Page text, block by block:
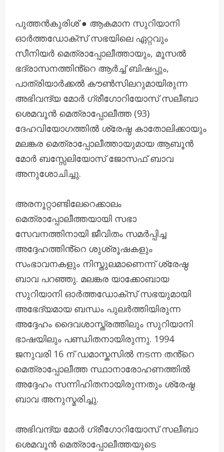
പുത്തൻകുരിശ് ● ആകമാന സുറിയാനി
ഓർത്തഡോക്സ് സഭയിലെ ഏറ്റവും
സീനിയർ മെത്രാപ്പോലീത്തായും, മൂസൽ
ഭദ്രാസനത്തിൻ്റെ ആർച്ച് ബിഷപ്പും,
പാത്രിയാർക്കൽ കൗൺസിലറുമായിരുന്ന
അഭിവന്ദ്യ മോർ ഗ്രീഗോറിയോസ് സലീബാ
ശെമവൂൻ മെത്രാപ്പോലീത്ത (93)
ദേഹവിയോഗത്തിൽ ശ്രേഷ്ഠ കാതോലിക്കായും
മലങ്കര മെത്രാപ്പോലീത്തായുമായ ആബൂൻ
മോർ ബസ്സേലിയോസ് ജോസഫ് ബാവ
അനുശോചിച്ചു.
അരനൂറ്റാണ്ടിലേറെക്കാലം
മെത്രാപ്പോലീത്തയായി സഭാ
സേവനത്തിനായി ജീവിതം സമർപ്പിച്ച
അദ്ദേഹത്തിൻ്റെ ശുശ്രൂഷകളും
സംഭാവനകളും നിസ്തുലമാണെന്ന് ശ്രേഷ്ഠ
ബാവ പറഞ്ഞു. മലങ്കര യാക്കോബായ
സുറിയാനി ഓർത്തഡോക്സ് സഭയുമായി
അഭേദ്യമായ ബന്ധം പുലർത്തിയിരുന്ന
അദ്ദേഹം ദൈവശാസ്ത്രത്തിലും സുറിയാനി
ഭാഷയിലും പണ്ഡിതനായിരുന്നു. 1994
ജനുവരി 16 ന് ഡമാസ്കസിൽ നടന്ന തൻ്റെ
മെത്രാപ്പോലീത്ത സ്ഥാനാരോഹണത്തിൽ
അദ്ദേഹം സന്നിഹിതനായിരുന്നതും ശ്രേഷ്ഠ
ബാവ അനുസ്മരിച്ചു.
അഭിവന്ദ്യ മോർ ഗ്രീഗോറിയോസ് സലീബാ
ശെമവൂൻ മെത്രാപ്പോലീത്തയുടെ